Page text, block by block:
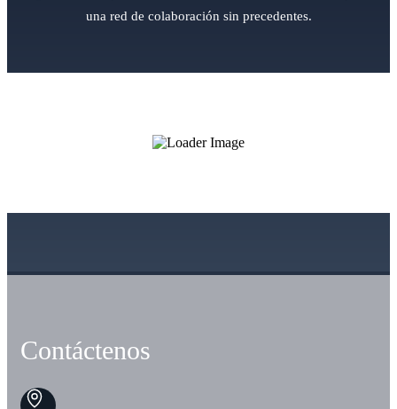
una red de colaboración sin precedentes.
Contáctenos